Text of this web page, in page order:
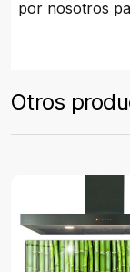
por nosotros
Otros